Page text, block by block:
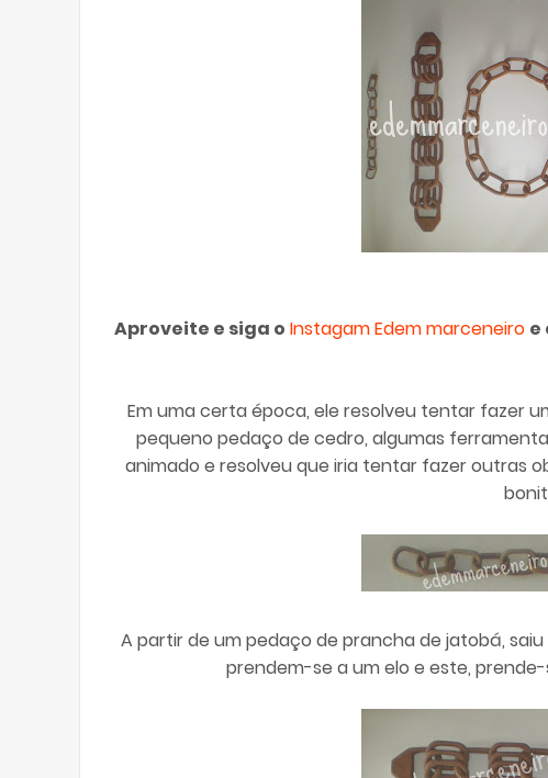
Aproveite e siga o Instagam Edem marceneiro e
Em uma certa época, ele resolveu tentar fazer
pequeno pedaço de cedro, algumas
animado e resolveu que iria tentar fazer outras
A partir de um pedaço de prancha de jatobá,
prendem-se a um elo e este,